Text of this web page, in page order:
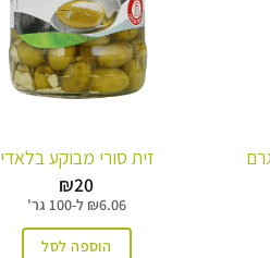
זית סורי מבוקע בלאדי
₪20
₪6.06 ל-100 גר'
הוספה לסל